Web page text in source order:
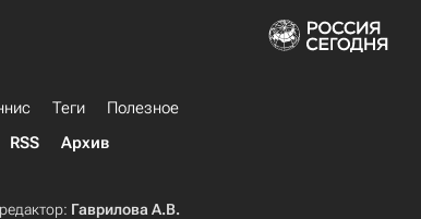
Теги
Полезное
RSS Архив
Гаврилова А.В.